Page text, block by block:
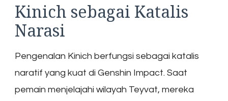
Kinich sebagai Katalis
Narasi
Pengenalan Kinich berfungsi sebagai katalis
naratif yang kuat di Genshin Impact. Saat
pemain menjelajahi wilayah Teyvat, mereka